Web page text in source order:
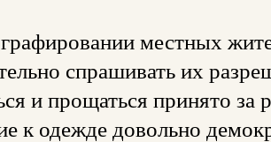
местных
спрашивать их
и прощаться принято за
к одежде довольно